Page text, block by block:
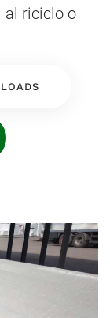
al riciclo o